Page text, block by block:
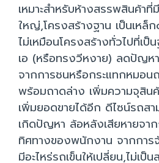
เหมาะสำหรับห้างสรรพสินค้าที่
ใหญ่,โครงสร้างฐาน เป็นเหล็
ไม่เหมือนโครงสร้างทั่วไปที่เป็
เอ (หรือทรงวีหงาย) ลดปัญห
จากการชนหรือกระแทกหมอ
พร้อมถาดล่าง เพิ่มความจุสินค้
เพิ่มยอดขายได้อีก ดีไซน์รถส
เกิดปัญหา ล้อหลังเสียหายจาก
ทิศทางของพนักงาน จากกา
มีอะไหร่รถเข็นให้เปลี่ยน,ไม่เป็